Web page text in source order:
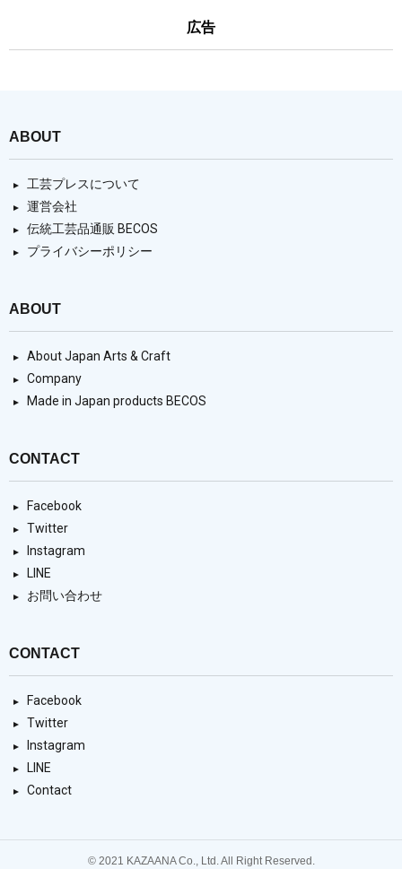
広告
ABOUT
工芸プレスについて
運営会社
伝統工芸品通販 BECOS
プライバシーポリシー
ABOUT
About Japan Arts & Craft
Company
Made in Japan products BECOS
CONTACT
Facebook
Twitter
Instagram
LINE
お問い合わせ
CONTACT
Facebook
Twitter
Instagram
LINE
Contact
© 2021 KAZAANA Co., Ltd. All Right Reserved.